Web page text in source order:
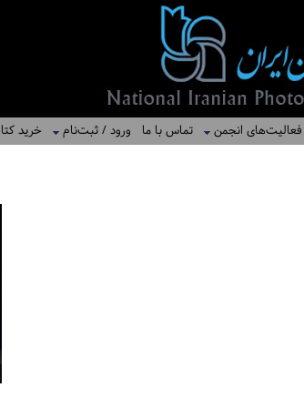
فعالیت‌های انجمن تماس با ما ورود / ثبت‌نام خرید